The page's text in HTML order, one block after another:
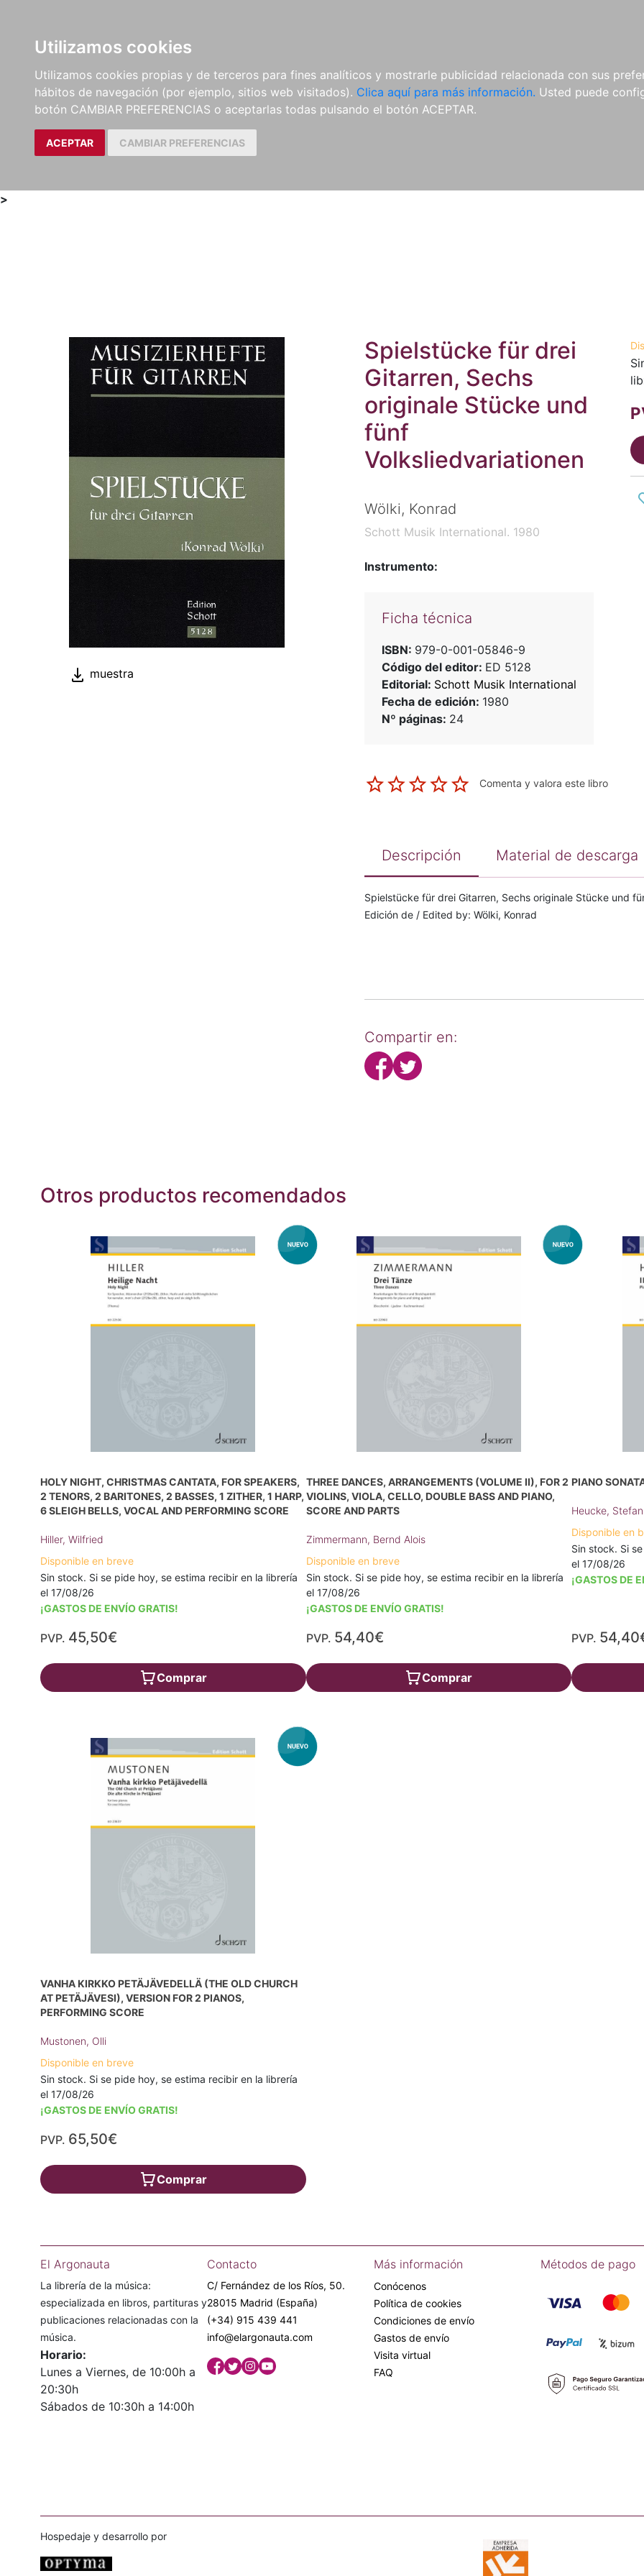
Utilizamos cookies
Utilizamos cookies propias y de terceros para fines analíticos y mostrarle publicidad relacionada con sus
hábitos de navegación (por ejemplo, sitios web visitados). Clica aquí para más información. Usted puede
botón CAMBIAR PREFERENCIAS o aceptarlas todas pulsando el botón ACEPTAR.
ACEPTAR CAMBIAR PREFERENCIAS
LIBROS
MÉTODOS Y
EJERCICIOS
PARTITURAS Y EDICIONES
CRÍTICAS
REVISTAS
CDS Y
DVDS
MATERIAL
COMPLEMENTARIO
>
muestra
Spielstücke für drei
Gitarren, Sechs
originale Stücke und
fünf
Volksliedvariationen
Wölki, Konrad
Schott Musik International. 1980
Instrumento:
Ficha técnica
ISBN: 979-0-001-05846-9
Código del editor: ED 5128
Editorial: Schott Musik International
Fecha de edición: 1980
Nº páginas: 24
Comenta y valora este libro
Descripción Material de descarga
Spielstücke für drei Gitarren, Sechs originale Stücke und
Edición de / Edited by: Wölki, Konrad
Compartir en:
Otros productos recomendados
HOLY NIGHT, CHRISTMAS CANTATA, FOR SPEAKERS,
2 TENORS, 2 BARITONES, 2 BASSES, 1 ZITHER, 1 HARP,
6 SLEIGH BELLS, VOCAL AND PERFORMING SCORE
Hiller, Wilfried
Disponible en breve
Sin stock. Si se pide hoy, se estima recibir en la librería
el 17/08/26
¡GASTOS DE ENVÍO GRATIS!
PVP. 45,50€
Comprar
THREE DANCES, ARRANGEMENTS (VOLUME II), FOR 2
VIOLINS, VIOLA, CELLO, DOUBLE BASS AND PIANO,
SCORE AND PARTS
Zimmermann, Bernd Alois
Disponible en breve
Sin stock. Si se pide hoy, se estima recibir en la librería
el 17/08/26
¡GASTOS DE ENVÍO GRATIS!
PVP. 54,40€
Comprar
PIANO
Heucke, Stefan
Disponible en
Sin stock. Si
el 17/08/26
¡GASTOS DE
PVP.
VANHA KIRKKO PETÄJÄVEDELLÄ (THE OLD CHURCH
AT PETÄJÄVESI), VERSION FOR 2 PIANOS,
PERFORMING SCORE
Mustonen, Olli
Disponible en breve
Sin stock. Si se pide hoy, se estima recibir en la librería
el 17/08/26
¡GASTOS DE ENVÍO GRATIS!
PVP. 65,50€
Comprar
El Argonauta
La librería de la música:
especializada en libros, partituras y
publicaciones relacionadas con la
música.
Horario:
Lunes a Viernes, de 10:00h a
20:30h
Sábados de 10:30h a 14:00h
Contacto
C/ Fernández de los Ríos, 50.
28015 Madrid (España)
(+34) 915 439 441
info@elargonauta.com
Más información
Conócenos
Política de cookies
Condiciones de envío
Gastos de envío
Visita virtual
FAQ
Métodos de pago
Hospedaje y desarrollo por